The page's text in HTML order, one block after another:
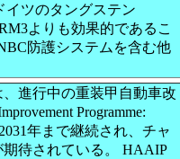
イツのタングステン
よりも効果的であるこ
防護システムを含む他
進行中の重装甲自動車改
Programme:
年まで継続され、チャ
待されている。 HAAIP